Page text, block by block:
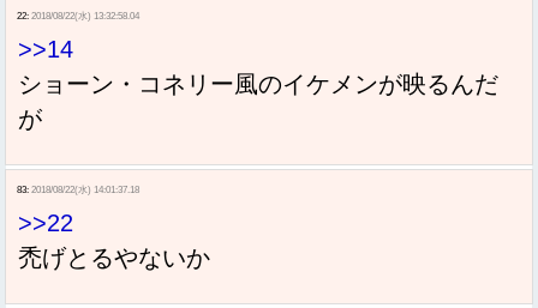
22: 2018/08/22(水) 13:32:58.04
>>14
ショーン・コネリー風のイケメンが映るんだ
が
83: 2018/08/22(水) 14:01:37.18
>>22
禿げとるやないか